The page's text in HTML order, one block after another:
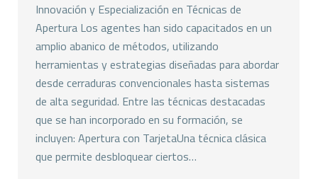
Innovación y Especialización en Técnicas de
Apertura Los agentes han sido capacitados en un
amplio abanico de métodos, utilizando
herramientas y estrategias diseñadas para abordar
desde cerraduras convencionales hasta sistemas
de alta seguridad. Entre las técnicas destacadas
que se han incorporado en su formación, se
incluyen: Apertura con TarjetaUna técnica clásica
que permite desbloquear ciertos…